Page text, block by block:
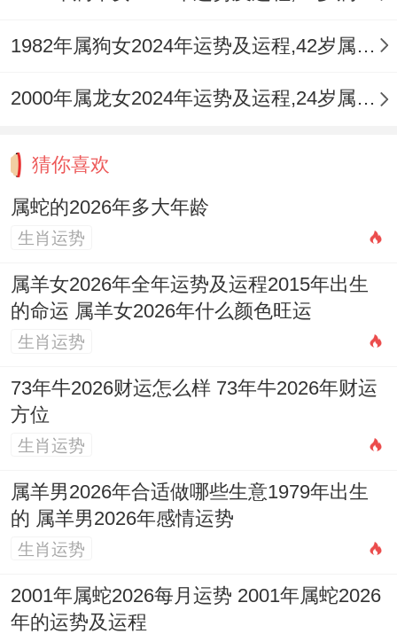
1982年属狗女2024年运势及运程,42岁属狗人2024全年每月运势女性如何
2000年属龙女2024年运势及运程,24岁属龙人2024全年每月运势女性如何
猜你喜欢
属蛇的2026年多大年龄
生肖运势
属羊女2026年全年运势及运程2015年出生
的命运 属羊女2026年什么颜色旺运
生肖运势
73年牛2026财运怎么样 73年牛2026年财运
方位
生肖运势
属羊男2026年合适做哪些生意1979年出生
的 属羊男2026年感情运势
生肖运势
2001年属蛇2026每月运势 2001年属蛇2026
年的运势及运程